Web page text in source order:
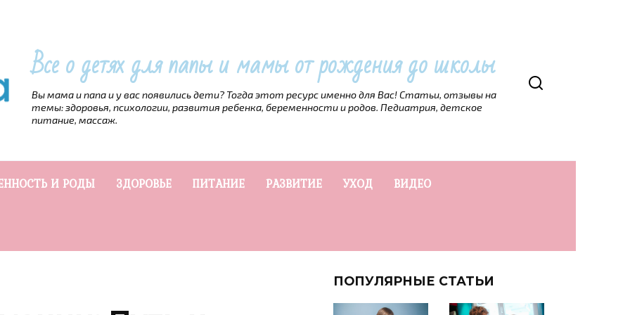
Все о детях для папы и мамы от рождения до школы
Вы мама и папа и у вас появились дети? Тогда этот ресурс именно для Вас! Статьи, отзывы на
темы: здоровья, психологии, развития ребенка, беременности и родов. Педиатрия, детское
питание, массаж.
И РОДЫ ЗДОРОВЬЕ ПИТАНИЕ РАЗВИТИЕ УХОД ВИДЕО
ПОПУЛЯРНЫЕ СТАТЬИ